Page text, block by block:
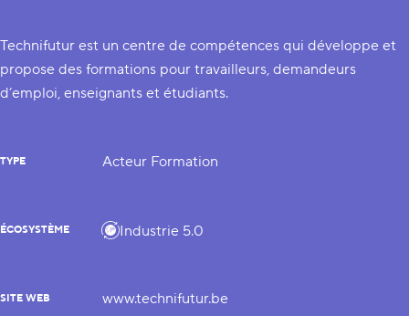
Technifutur est un centre de compétences qui développe et
propose des formations pour travailleurs, demandeurs
d’emploi, enseignants et étudiants.
TYPE Acteur Formation
ÉCOSYSTÈME Industrie 5.0
SITE WEB www.technifutur.be